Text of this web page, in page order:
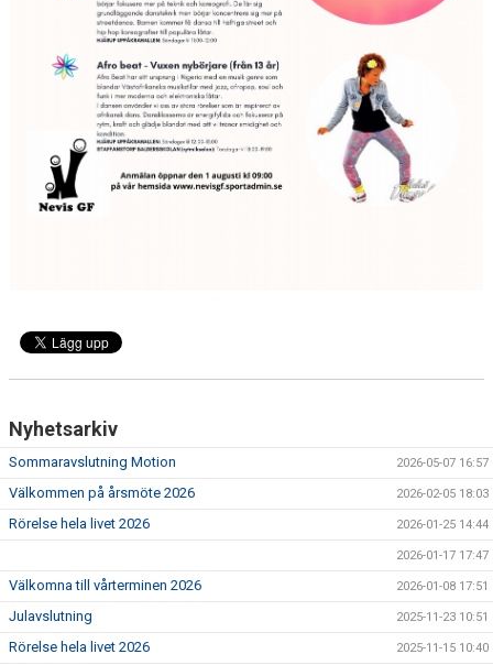
Nyhetsarkiv
Sommaravslutning Motion 2026-05-07 16:57
Välkommen på årsmöte 2026 2026-02-05 18:03
Rörelse hela livet 2026 2026-01-25 14:44
2026-01-17 17:47
Välkomna till vårterminen 2026 2026-01-08 17:51
Julavslutning 2025-11-23 10:51
Rörelse hela livet 2026 2025-11-15 10:40